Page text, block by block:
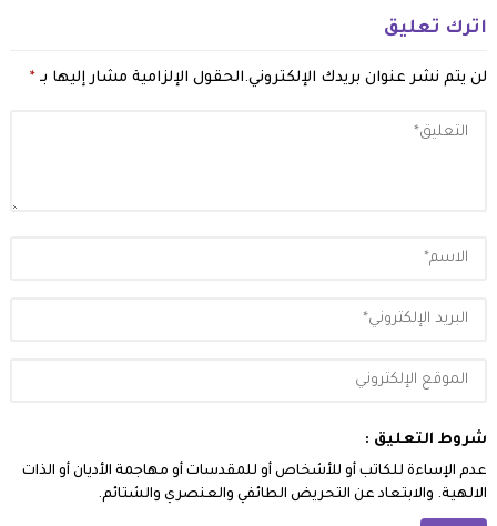
اترك تعليق
لن يتم نشر عنوان بريدك الإلكتروني.الحقول الإلزامية مشار إليها بـ *
شروط التعليق :
عدم الإساءة للكاتب أو للأشخاص أو للمقدسات أو مهاجمة الأديان أو الذات
الالهية. والابتعاد عن التحريض الطائفي والعنصري والشتائم.